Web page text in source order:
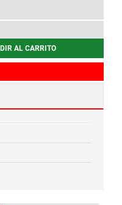
AL CARRITO